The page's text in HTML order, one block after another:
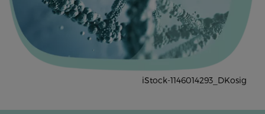
iStock-1146014293_DKosig